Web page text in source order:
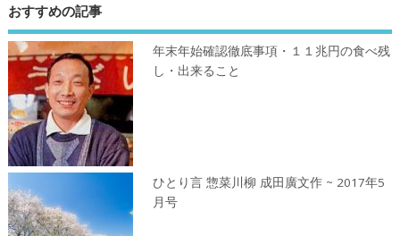
おすすめの記事
年末年始確認徹底事項・１１兆円の食べ残
し・出来ること
ひとり言 惣菜川柳 成田廣文作 ~ 2017年5
月号